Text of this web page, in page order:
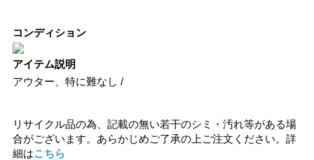
コンディション
アイテム説明
アウター、特に難なし /
リサイクル品の為、記載の無い若干のシミ・汚れ等がある場
合がございます。あらかじめご了承の上ご注文ください。詳
細はこちら